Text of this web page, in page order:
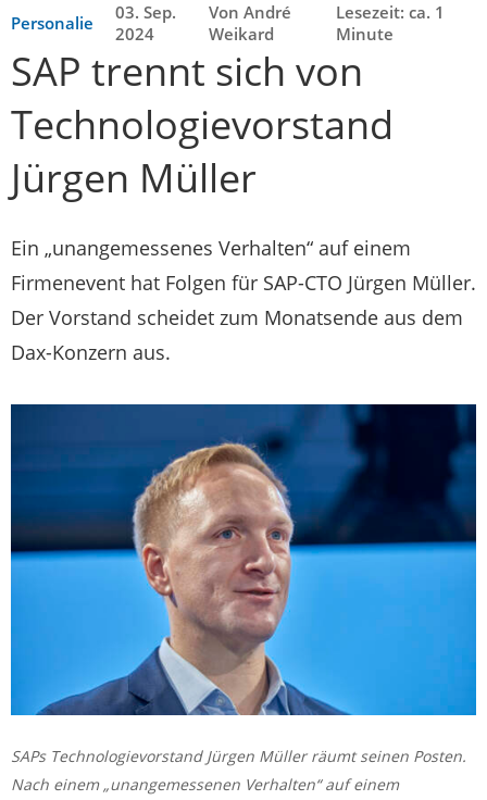
Personalie
03. Sep.
2024
Von André
Weikard
Lesezeit: ca. 1
Minute
SAP trennt sich von
Technologievorstand
Jürgen Müller
Ein „unangemessenes Verhalten“ auf einem
Firmenevent hat Folgen für SAP-CTO Jürgen Müller.
Der Vorstand scheidet zum Monatsende aus dem
Dax-Konzern aus.
SAPs Technologievorstand Jürgen Müller räumt seinen Posten.
Nach einem „unangemessenen Verhalten“ auf einem